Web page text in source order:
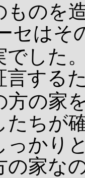
ものを
セはそ
でした
言する
方の家
たちが
っかり
の家な